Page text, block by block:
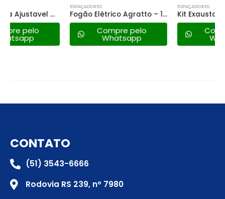
Fogão Elétrico Agratto – 1 Prato 1500w – 220v
Compre pelo
Whatsapp
Kit Exaustor Banheiro Ventisol Kexb 100mm – 220v
Compre pelo
Whatsapp
CONTATO
(51) 3543-6666
Rodovia RS 239, nº 7980